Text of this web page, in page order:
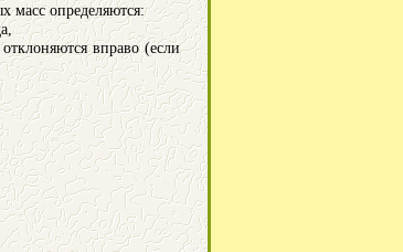
масс определяются:
вправо (если